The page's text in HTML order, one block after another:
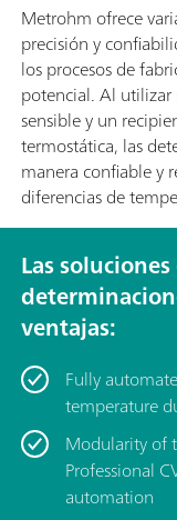
Metrohm ofrece
precisión y
los procesos de
potencial. Al
sensible y un
termostática, las
manera confiable y
diferencias de
Las
ventajas:
Fully
temperature
Modularity of
Professional
automation